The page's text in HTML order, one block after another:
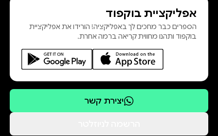
אפליקציית בוקפוד
הספרים כבר מחכים לך באפליקציה! הורידו את אפליקציית
בוקפוד ותהנו מחווית קריאה ברמה אחרת.
יצירת קשר